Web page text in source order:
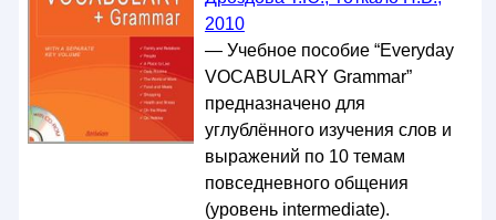
2010
— Учебное пособие “Everyday
VOCABULARY Grammar”
предназначено для
углублённого изучения слов и
выражений по 10 темам
повседневного общения
(уровень intermediate).